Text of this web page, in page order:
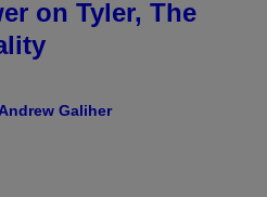
on Tyler, The
Galiher